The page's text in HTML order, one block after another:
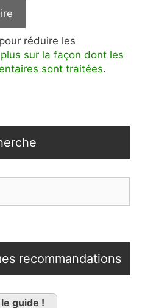
réduire les
sur la façon dont les
sont traitées.
recommandations
guide !